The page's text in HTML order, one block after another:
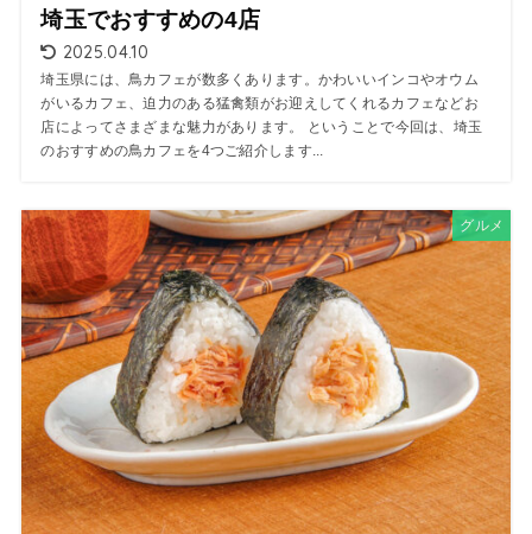
埼玉でおすすめの4店
2025.04.10
埼玉県には、鳥カフェが数多くあります。かわいいインコやオウム
がいるカフェ、迫力のある猛禽類がお迎えしてくれるカフェなどお
店によってさまざまな魅力があります。 ということで今回は、埼玉
のおすすめの鳥カフェを4つご紹介します...
グルメ